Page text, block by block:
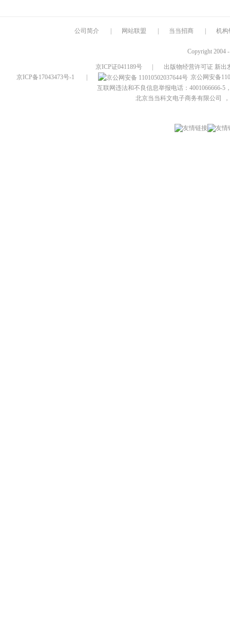
公司简介 网站联盟 当当招商 机构
Copyright 2004
京ICP证041189号
出版物经营许可证 新出
京ICP备17043473号-1
京公网安备
互联网违法和不良信息举报电话：4001066666-5
北京当当科文电子商务有限公司